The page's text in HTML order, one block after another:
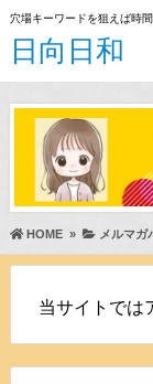
穴場キーワードを狙えば時
日向日和
HOME» メルマガ
当サイトでは